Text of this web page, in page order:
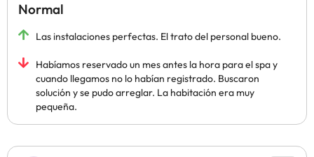
Normal
Las instalaciones perfectas. El trato del personal bueno.
Habíamos reservado un mes antes la hora para el spa y
cuando llegamos no lo habían registrado. Buscaron
solución y se pudo arreglar. La habitación era muy
pequeña.